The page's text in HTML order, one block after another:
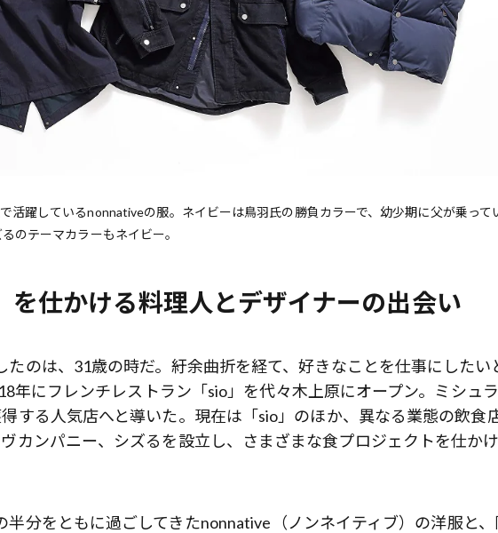
活躍しているnonnativeの服。ネイビーは鳥羽氏の勝負カラーで、幼少期に父が乗って
のテーマカラーもネイビー。
を仕かける料理人とデザイナーの出会い
たのは、31歳の時だ。紆余曲折を経て、好きなことを仕事にしたい
年にフレンチレストラン「sio」を代々木上原にオープン。ミシュ
する人気店へと導いた。現在は「sio」のほか、異なる業態の飲食
カンパニー、シズるを設立し、さまざまな食プロジェクトを仕かけ
半分をともに過ごしてきたnonnative（ノンネイティブ）の洋服と、